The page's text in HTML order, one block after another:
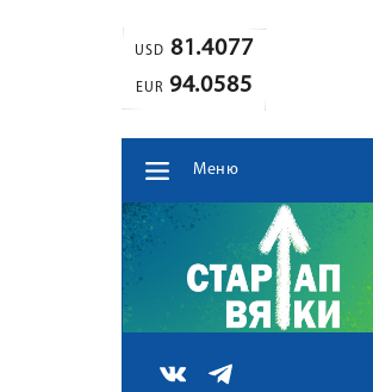
USD 81.4077
EUR 94.0585
Меню